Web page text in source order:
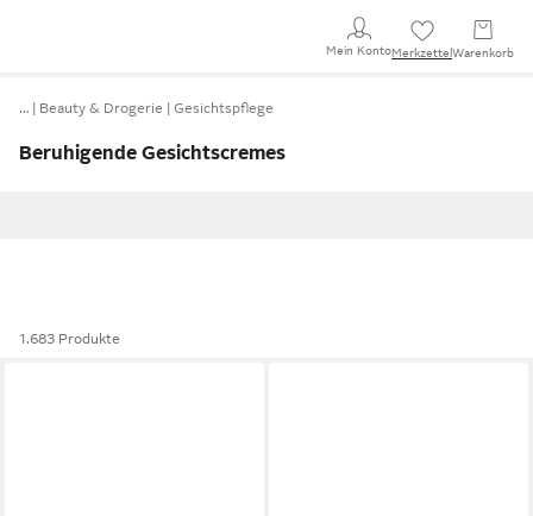
Mein KontoMerkzettel Warenkorb
… Beauty & Drogerie Gesichtspflege
Beruhigende Gesichtscremes
1.683 Produkte